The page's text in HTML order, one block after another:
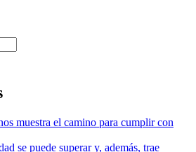
muestra el camino para cumplir con
se puede superar y, además, trae